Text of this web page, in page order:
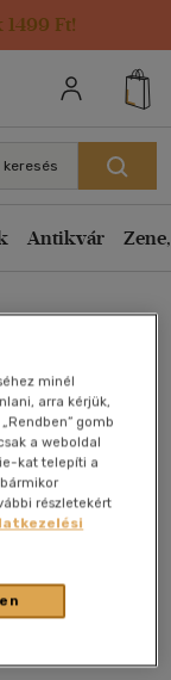
Ft!
keresés
Antikvár
minél
arra kérjük,
gomb
a weboldal
kat telepíti a
részletekért